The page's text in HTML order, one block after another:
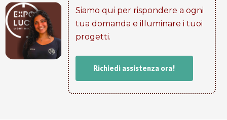
Siamo qui per rispondere a ogni
tua domanda e illuminare i tuoi
progetti​.
Richiedi assistenza ora!